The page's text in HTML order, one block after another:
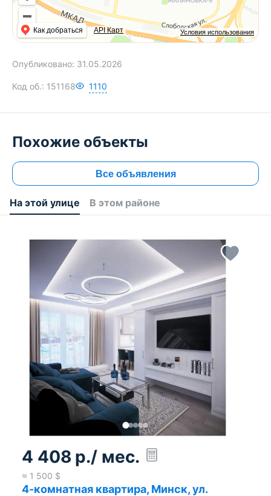
Условия использования
Как добраться API Карт
Опубликовано: 31.05.2026
Код об.: 151168 1110
Похожие объекты
Все объявления
На этой улице В этом районе
4 408 р./ мес.
≈ 1 500 $
4-комнатная квартира, Минск, ул.